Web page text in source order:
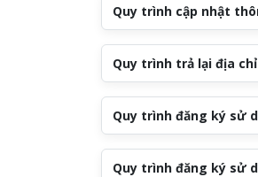
Quy trình cập nhật
Quy trình trả lại địa chỉ
Quy trình đăng ký sử
Quy trình đăng ký sử